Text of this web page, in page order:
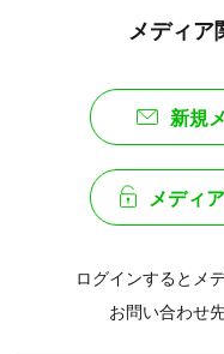
メディア
新規
メディ
ログインするとメ
お問い合わせ